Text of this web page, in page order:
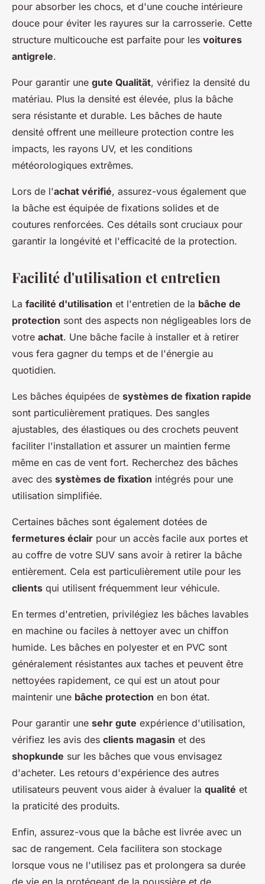
pour absorber les chocs, et d'une couche intérieure
douce pour éviter les rayures sur la carrosserie. Cette
structure multicouche est parfaite pour les voitures
antigrele.
Pour garantir une gute Qualität, vérifiez la densité du
matériau. Plus la densité est élevée, plus la bâche
sera résistante et durable. Les bâches de haute
densité offrent une meilleure protection contre les
impacts, les rayons UV, et les conditions
météorologiques extrêmes.
Lors de l'achat vérifié, assurez-vous également que
la bâche est équipée de fixations solides et de
coutures renforcées. Ces détails sont cruciaux pour
garantir la longévité et l'efficacité de la protection.
Facilité d'utilisation et entretien
La facilité d'utilisation et l'entretien de la bâche de
protection sont des aspects non négligeables lors de
votre achat. Une bâche facile à installer et à retirer
vous fera gagner du temps et de l'énergie au
quotidien.
Les bâches équipées de systèmes de fixation rapide
sont particulièrement pratiques. Des sangles
ajustables, des élastiques ou des crochets peuvent
faciliter l'installation et assurer un maintien ferme
même en cas de vent fort. Recherchez des bâches
avec des systèmes de fixation intégrés pour une
utilisation simplifiée.
Certaines bâches sont également dotées de
fermetures éclair pour un accès facile aux portes et
au coffre de votre SUV sans avoir à retirer la bâche
entièrement. Cela est particulièrement utile pour les
clients qui utilisent fréquemment leur véhicule.
En termes d'entretien, privilégiez les bâches lavables
en machine ou faciles à nettoyer avec un chiffon
humide. Les bâches en polyester et en PVC sont
généralement résistantes aux taches et peuvent être
nettoyées rapidement, ce qui est un atout pour
maintenir une bâche protection en bon état.
Pour garantir une sehr gute expérience d'utilisation,
vérifiez les avis des clients magasin et des
shopkunde sur les bâches que vous envisagez
d'acheter. Les retours d'expérience des autres
utilisateurs peuvent vous aider à évaluer la qualité et
la praticité des produits.
Enfin, assurez-vous que la bâche est livrée avec un
sac de rangement. Cela facilitera son stockage
lorsque vous ne l'utilisez pas et prolongera sa durée